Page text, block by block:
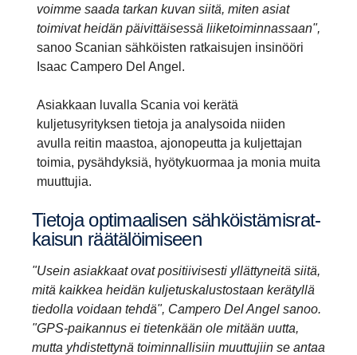
voimme saada tarkan kuvan siitä, miten asiat
toimivat heidän päivittäisessä liiketoiminnassaan",
sanoo Scanian sähköisten ratkaisujen insinööri
Isaac Campero Del Angel.
Asiakkaan luvalla Scania voi kerätä
kuljetusyrityksen tietoja ja analysoida niiden
avulla reitin maastoa, ajonopeutta ja kuljettajan
toimia, pysähdyksiä, hyötykuormaa ja monia muita
muuttujia.
Tietoja optimaa­lisen sähköis­tä­mis­rat­
kaisun räätä­löi­mi­seen
"Usein asiakkaat ovat positiivisesti yllättyneitä siitä,
mitä kaikkea heidän kuljetuskalustostaan kerätyllä
tiedolla voidaan tehdä", Campero Del Angel sanoo.
"GPS-paikannus ei tietenkään ole mitään uutta,
mutta yhdistettynä toiminnallisiin muuttujiin se antaa